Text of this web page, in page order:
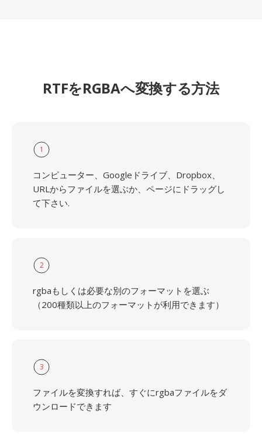
RTFをRGBAへ変換する方法
1
コンピューター、Googleドライブ、Dropbox、
URLからファイルを選ぶか、ページにドラッグし
て下さい.
2
rgbaもしくは必要な別のフォーマットを選ぶ
（200種類以上のフォーマットが利用できます）
3
ファイルを変換すれば、すぐにrgbaファイルをダ
ウンロードできます